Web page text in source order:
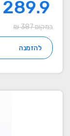
289.9
במקום 387 ₪
להזמנה